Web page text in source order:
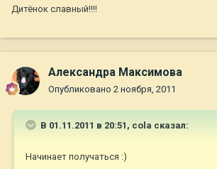
Дитёнок славный!!!!
Александра Максимова
Опубликовано 2 ноября, 2011
В 01.11.2011 в 20:51, cola сказал:
Начинает получаться :)